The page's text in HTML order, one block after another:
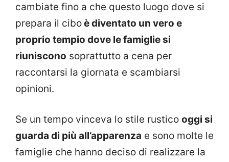
cambiate fino a che questo luogo dove si
prepara il ciboè diventato un vero e
proprio tempio dove le famiglie si
riuniscono soprattutto a cena per
raccontarsi la giornata e scambiarsi
opinioni.
Se un tempo vinceva lo stile rustico oggi si
guarda di più all’apparenza e sono molte le
famiglie che hanno deciso di realizzare la